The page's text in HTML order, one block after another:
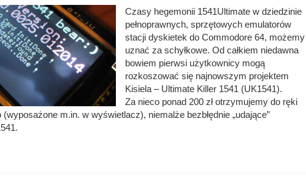
Czasy hegemonii 1541Ultimate w dziedzinie
pełnoprawnych, sprzętowych emulatorów
stacji dyskietek do Commodore 64, możemy
uznać za schyłkowe. Od całkiem niedawna
bowiem pierwsi użytkownicy mogą
rozkoszować się najnowszym projektem
Kisiela – Ultimate Killer 1541 (UK1541).
Za nieco ponad 200 zł otrzymujemy do ręki
m.in. w wyświetlacz), niemalże bezbłędnie „udające”